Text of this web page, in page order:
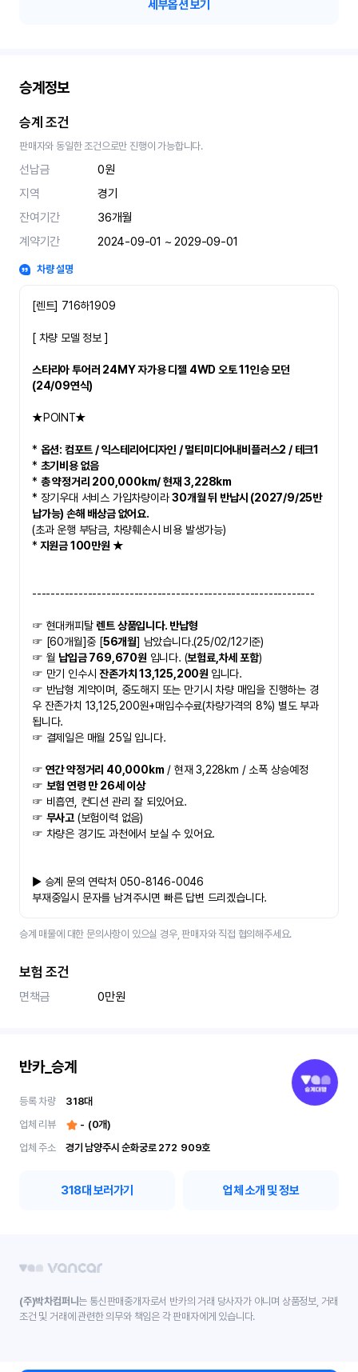
세부옵션 보기
승계정보
승계 조건
판매자와 동일한 조건으로만 진행이 가능합니다.
선납금
0원
지역
경기
잔여기간
36개월
계약기간
2024-09-01 ~ 2029-09-01
차량 설명
[렌트] 716하1909
[ 차량 모델 정보 ]
스타리아 투어러 24MY 자가용 디젤 4WD 오토 11인승 모던
(24/09연식)
★POINT★
* 옵션: 컴포트 / 익스테리어디자인 / 멀티미디어내비플러스2 / 테크1
* 초기비용 없음
* 총 약정거리 200,000km/ 현재 3,228km
* 장기우대 서비스 가입차량이라 30개월 뒤 반납시 (2027/9/25반
납가능) 손해 배상금 없어요.
(초과 운행 부담금, 차량훼손시 비용 발생가능)
* 지원금 100만원 ★
-------------------------------------------------------------
☞ 현대캐피탈 렌트 상품입니다. 반납형
☞ [60개월]중 [56개월] 남았습니다.(25/02/12기준)
☞ 월 납입금 769,670원 입니다. (보험료,차세 포함)
☞ 만기 인수시 잔존가치 13,125,200원 입니다.
☞ 반납형 계약이며, 중도해지 또는 만기시 차량 매입을 진행하는 경
우 잔존가치 13,125,200원+매입수수료(차량가격의 8%) 별도 부과
됩니다.
☞ 결제일은 매월 25일 입니다.
☞ 연간 약정거리 40,000km / 현재 3,228km / 소폭 상승예정
☞ 보험 연령 만 26세 이상
☞ 비흡연, 컨디션 관리 잘 되있어요.
☞ 무사고 (보험이력 없음)
☞ 차량은 경기도 과천에서 보실 수 있어요.
▶ 승계 문의 연락처 050-8146-0046
부재중일시 문자를 남겨주시면 빠른 답변 드리겠습니다.
승계 매물에 대한 문의사항이 있으실 경우, 판매자와 직접 협의해주세요.
보험 조건
면책금 0만원
반카_승계
등록 차량 318대
업체 리뷰
- (0개)
업체 주소
경기 남양주시 순화궁로 272	909호
318대 보러가기 업체 소개 및 정보
(주)박차컴퍼니는 통신판매중개자로서 반카의 거래 당사자가 아니며 상품정보, 거래
조건 및 거래에 관련한 의무와 책임은 각 판매자에게 있습니다.